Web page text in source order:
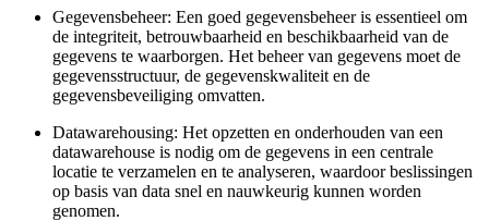
Gegevensbeheer: Een goed gegevensbeheer is essentieel om
de integriteit, betrouwbaarheid en beschikbaarheid van de
gegevens te waarborgen. Het beheer van gegevens moet de
gegevensstructuur, de gegevenskwaliteit en de
gegevensbeveiliging omvatten.
Datawarehousing: Het opzetten en onderhouden van een
datawarehouse is nodig om de gegevens in een centrale
locatie te verzamelen en te analyseren, waardoor beslissingen
op basis van data snel en nauwkeurig kunnen worden
genomen.